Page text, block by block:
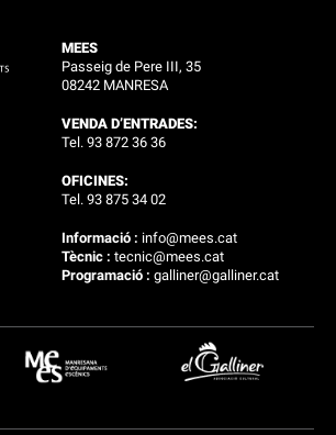
MEES
Passeig de Pere III, 35
08242 MANRESA
VENDA D’ENTRADES:
Tel. 93 872 36 36
OFICINES:
Tel. 93 875 34 02
Informació : info@mees.cat
Tècnic :tecnic@mees.cat
Programació :galliner@galliner.cat